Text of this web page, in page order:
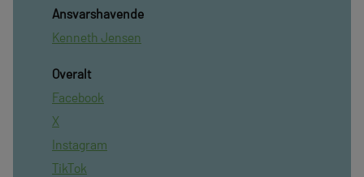
Ansvarshavende
Kenneth Jensen
Overalt
Facebook
X
Instagram
TikTok